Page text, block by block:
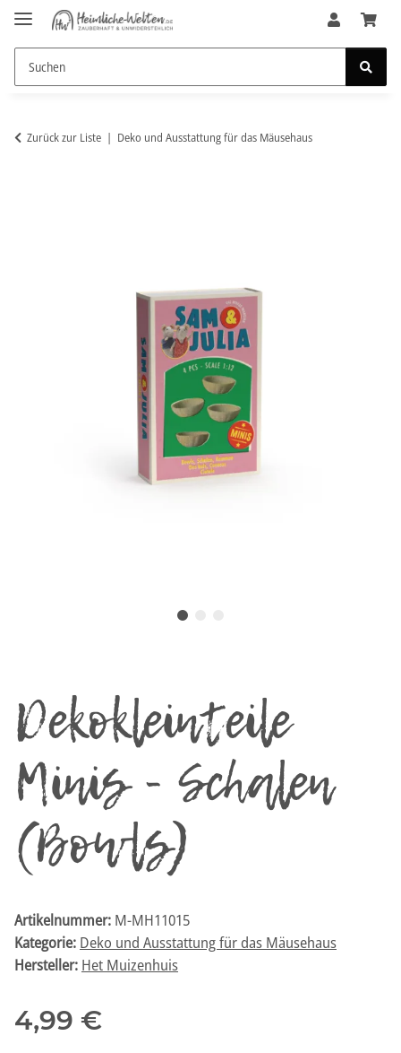
Zurück zur Liste Deko und Ausstattung für das Mäusehaus
Dekokleinteile
Minis - Schalen
(Bowls)
Artikelnummer: M-MH11015
Kategorie: Deko und Ausstattung für das Mäusehaus
Hersteller: Het Muizenhuis
4,99 €